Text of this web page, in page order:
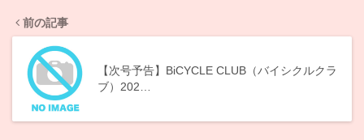
前の記事
【次号予告】BiCYCLE CLUB（バイシクルクラ
ブ）202…